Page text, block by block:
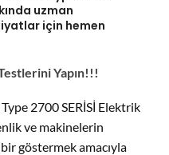
uzman
için hemen
Yapın!!!
2700 SERİSİ Elektrik
ve makinelerin
göstermek amacıyla